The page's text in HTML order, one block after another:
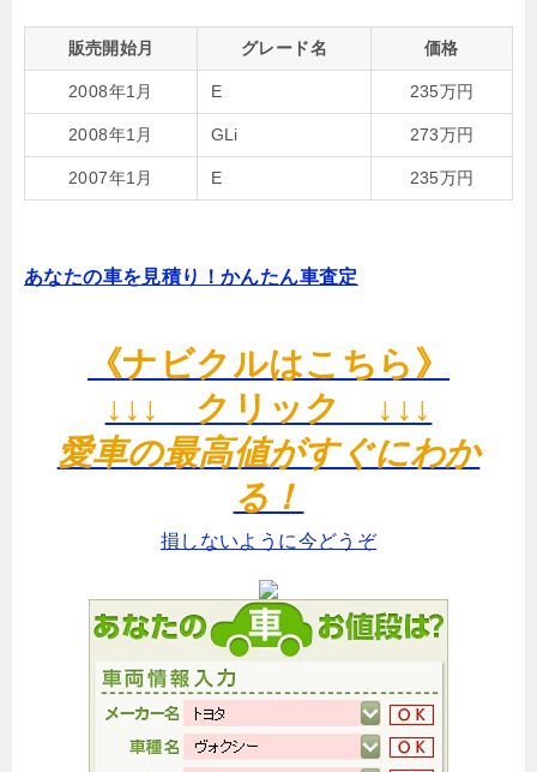
販売開始月 グレード名 価格
2008年1月 E 235万円
2008年1月 GLi 273万円
2007年1月 E 235万円
あなたの車を見積り！かんたん車査定
《ナビクルはこちら》
↓↓↓ クリック ↓↓↓
愛車の最高値がすぐにわか
る！
損しないように今どうぞ